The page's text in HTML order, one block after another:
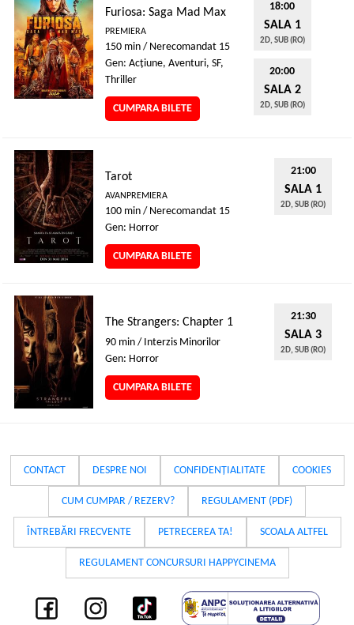
Furiosa: Saga Mad Max
PREMIERA
150 min / Nerecomandat 15
Gen: Acţiune, Aventuri, SF,
Thriller
CUMPARA BILETE
18:00
SALA 1
2D, SUB (RO)
20:00
SALA 2
2D, SUB (RO)
Tarot
AVANPREMIERA
100 min / Nerecomandat 15
Gen: Horror
CUMPARA BILETE
21:00
SALA 1
2D, SUB (RO)
The Strangers: Chapter 1
90 min / Interzis Minorilor
Gen: Horror
CUMPARA BILETE
21:30
SALA 3
2D, SUB (RO)
CONTACT DESPRE NOI CONFIDENȚIALITATE COOKIES
CUM CUMPAR / REZERV? REGULAMENT (PDF)
ÎNTREBĂRI FRECVENTE PETRECEREA TA! SCOALA ALTFEL
REGULAMENT CONCURSURI HAPPYCINEMA